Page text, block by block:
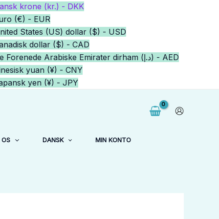
krone (kr.) - DKK
(€) - EUR
States (US) dollar ($) - USD
dollar ($) - CAD
De Forenede Arabiske Emirater dirham (د.إ) - AED
yuan (¥) - CNY
yen (¥) - JPY
DANSK
MIN KONTO